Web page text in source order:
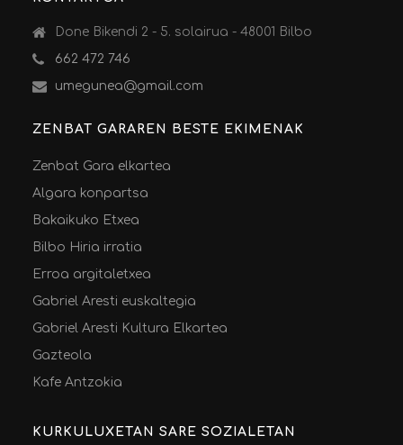
Done Bikendi 2 - 5. solairua - 48001 Bilbo
662 472 746
umegunea@gmail.com
ZENBAT GARAREN BESTE EKIMENAK
Zenbat Gara elkartea
Algara konpartsa
Bakaikuko Etxea
Bilbo Hiria irratia
Erroa argitaletxea
Gabriel Aresti euskaltegia
Gabriel Aresti Kultura Elkartea
Gazteola
Kafe Antzokia
KURKULUXETAN SARE SOZIALETAN